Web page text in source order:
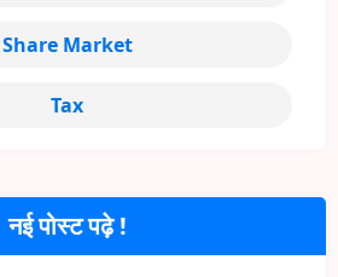
नई पोस्ट पढ़े !
Share Market
Tax